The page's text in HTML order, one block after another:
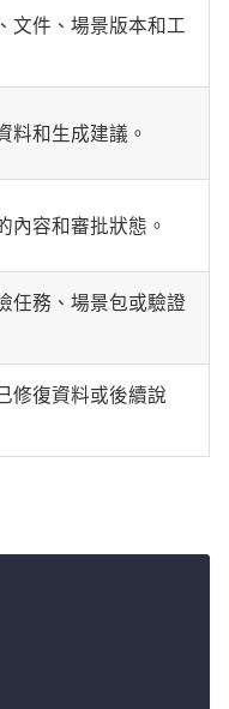
文件、場景版本和工
料和生成建議。
內容和審批狀態。
任務、場景包或驗證
修復資料或後續說